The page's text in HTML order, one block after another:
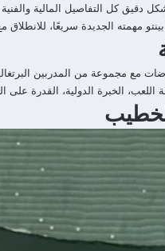
كل التفاصيل المالية
مهمته الجديدة سريعًا،
مع مجموعة من المدربين
الخبرة الدولية، القدرة على